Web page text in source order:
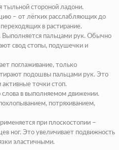
тыльной стороной ладони.
– от лёгких расслабляющих до
в растирание.
пальцами рук. Обычно
свод стопы, подушечки и
поглаживание, только
подошвы пальцами рук. Это
активные точки стоп.
слова в выполняемом движении.
потряхиванием,
при плоскостопии –
ног. Это увеличивает подвижность
эластичными.